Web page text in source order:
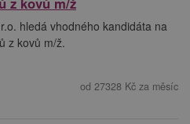
hledá vhodného kandidáta na
z kovů m/ž.
od 27328 Kč za měsíc